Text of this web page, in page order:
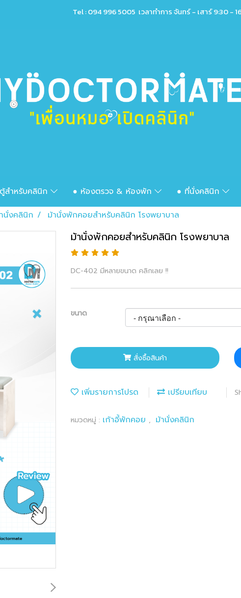
Tel : 094 996 5005 เวลาทำการ จันทร์ - เสาร์ 9:30 -
สำหรับคลินิก ● ห้องตรวจ & ห้องพัก ● ที่นั่งคลินิก
นั่งคลินิก
ม้านั่งพักคอยสำหรับคลินิก โรงพยาบาล
ม้านั่งพักคอยสำหรับคลินิก โรงพยาบาล
DC-402 มีหลายขนาด คลิกเลย !!
ขนาด
สั่งซื้อสินค้า
เพิ่มรายการโปรด เปรียบเทียบ
หมวดหมู่ : เก้าอี้พักคอย , ม้านั่งคลินิก